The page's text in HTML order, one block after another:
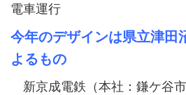
電車運行
今年のデザインは県立津田
よるもの
新京成電鉄（本社：鎌ケ谷